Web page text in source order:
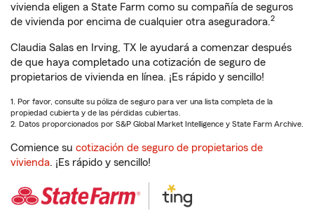
vivienda eligen a State Farm como su compañía de seguros
de vivienda por encima de cualquier otra aseguradora.2
Claudia Salas en Irving, TX le ayudará a comenzar después
de que haya completado una cotización de seguro de
propietarios de vivienda en línea. ¡Es rápido y sencillo!
1. Por favor, consulte su póliza de seguro para ver una lista completa de la
propiedad cubierta y de las pérdidas cubiertas.
2. Datos proporcionados por S&P Global Market Intelligence y State Farm Archive.
Comience su cotización de seguro de propietarios de
vivienda. ¡Es rápido y sencillo!